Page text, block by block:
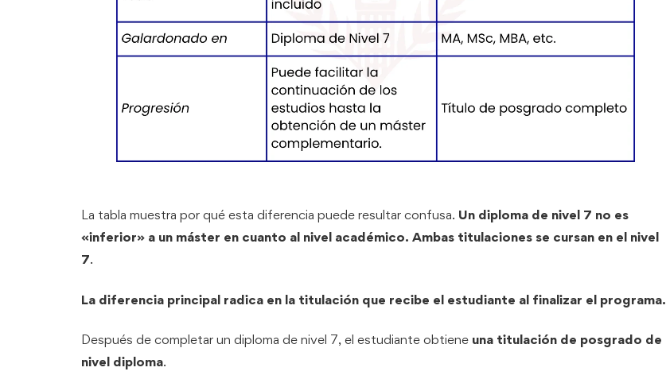
La tabla muestra por qué esta diferencia puede resultar confusa. Un diploma de nivel 7 no es
«inferior» a un máster en cuanto al nivel académico. Ambas titulaciones se cursan en el nivel
7.
La diferencia principal radica en la titulación que recibe el estudiante al finalizar el programa.
Después de completar un diploma de nivel 7, el estudiante obtiene una titulación de posgrado de
nivel diploma.